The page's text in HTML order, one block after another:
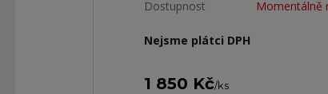
Dostupnost Momentálně
Nejsme plátci DPH
1 850 Kč/ks